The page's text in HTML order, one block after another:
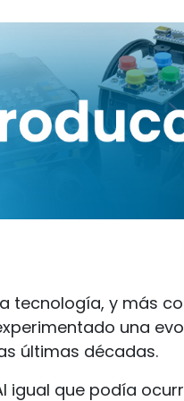
tecnología, y más
una
últimas décadas.
igual que podía